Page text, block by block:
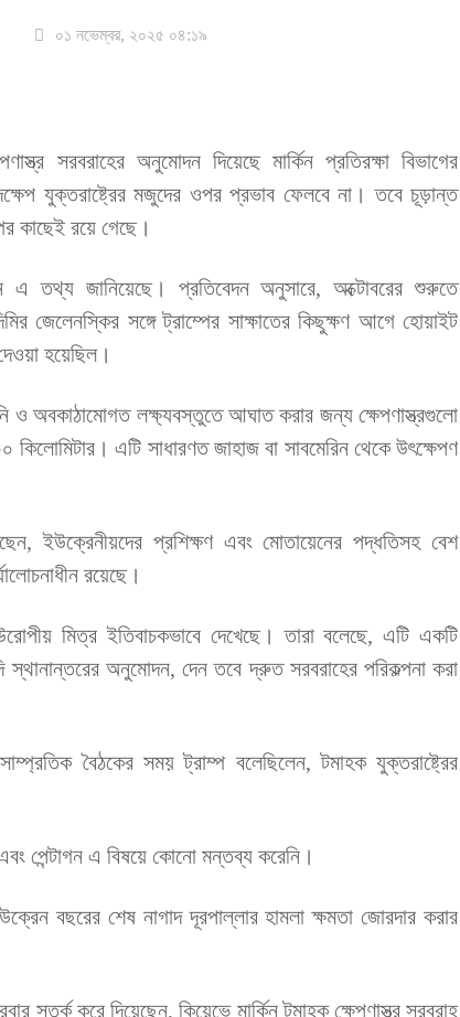
০১ নভেম্বর, ২০২৫ ০৪:১৯
সরবরাহের অনুমোদন দিয়েছে মার্কিন প্রতিরক্ষা বিভাগের
যুক্তরাষ্ট্রের মজুদের ওপর প্রভাব ফেলবে না। তবে চূড়ান্ত
কাছেই রয়ে গেছে।
এ তথ্য জানিয়েছে। প্রতিবেদন অনুসারে, অক্টোবরের শুরুতে
জেলেনস্কির সঙ্গে ট্রাম্পের সাক্ষাতের কিছুক্ষণ আগে হোয়াইট
হয়েছিল।
ও অবকাঠামোগত লক্ষ্যবস্তুতে আঘাত করার জন্য ক্ষেপণাস্ত্রগুলো
কিলোমিটার। এটি সাধারণত জাহাজ বা সাবমেরিন থেকে উৎক্ষেপণ
ইউক্রেনীয়দের প্রশিক্ষণ এবং মোতায়েনের পদ্ধতিসহ বেশ
রয়েছে।
মিত্র ইতিবাচকভাবে দেখেছে। তারা বলেছে, এটি একটি
অনুমোদন, দেন তবে দ্রুত সরবরাহের পরিকল্পনা করা
বৈঠকের সময় ট্রাম্প বলেছিলেন, টমাহক যুক্তরাষ্ট্রের
পেন্টাগন এ বিষয়ে কোনো মন্তব্য করেনি।
বছরের শেষ নাগাদ দূরপাল্লার হামলা ক্ষমতা জোরদার করার
সতর্ক করে দিয়েছেন, কিয়েভে মার্কিন টমাহক ক্ষেপণাস্ত্র সরবরাহ